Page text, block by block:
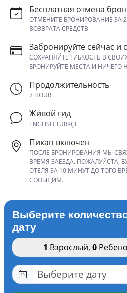
Бесплатная отмена
ОТМЕНИТЕ БРОНИРОВАНИЕ ЗА
ВОЗВРАТА СРЕДСТВ
Забронируйте сейчас и
СОХРАНЯЙТЕ ГИБКОСТЬ В
БРОНИРУЙТЕ МЕСТА И НИЧЕГО
Продолжительность
7 HOUR
Живой гид
ENGLISH TÜRKÇE
Пикап включен
ПОСЛЕ БРОНИРОВАНИЯ МЫ
ВРЕМЯ ЗАЕЗДА. ПОЖАЛУЙСТА,
ОТЕЛЯ ЗА 10 МИНУТ ДО ТОГО
СООБЩИМ.
Выберите
дату
1 Взрослый, 0